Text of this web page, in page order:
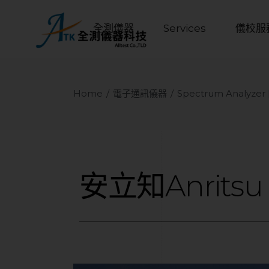
全測儀器 Services 儀校服
Home 電子通訊儀器 Spectrum Analyzer
安立知Anritsu